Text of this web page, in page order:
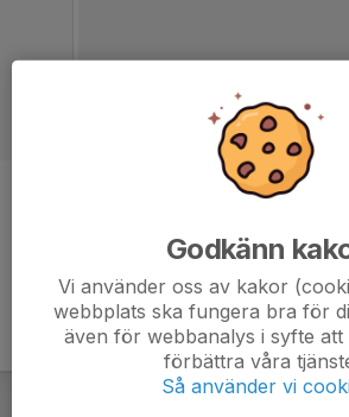
Godkänn
Vi använder oss av kakor
webbplats ska fungera bra för
även för webbanalys i syfte att
förbättra våra
Så använder vi